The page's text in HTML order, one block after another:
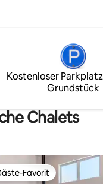
sich zu entspannen
ebenfalls zu Ihrer
ist
um die Natur in
Kostenloser
Grundstück
Chalets
Favorit
Favorit